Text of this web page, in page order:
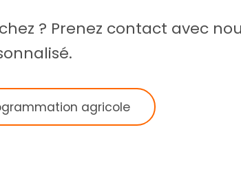
? Prenez contact avec
agricole